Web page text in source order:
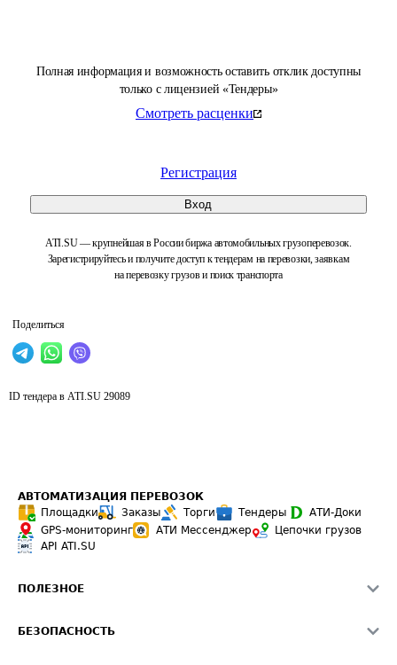
Полная информация и возможность оставить отклик доступны
только с лицензией «Тендеры»
Смотреть расценки
Регистрация
Вход
ATI.SU — крупнейшая в России биржа автомобильных грузоперевозок.
Зарегистрируйтесь и получите доступ к тендерам на перевозки, заявкам
на перевозку грузов и поиск транспорта
Поделиться
ID тендера в ATI.SU 29089
АВТОМАТИЗАЦИЯ ПЕРЕВОЗОК
Площадки
Заказы Торги Тендеры
АТИ-Доки
GPS-мониторинг
АТИ Мессенджер
Цепочки грузов
API ATI.SU
ПОЛЕЗНОЕ
БЕЗОПАСНОСТЬ